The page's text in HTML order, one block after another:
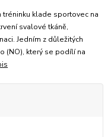
klade sportovec na
svalové tkáně,
Jedním z důležitých
(NO), který se podílí na